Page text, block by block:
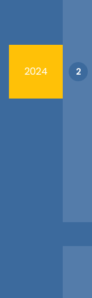
2024 2